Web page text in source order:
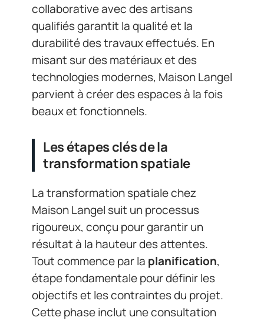
collaborative avec des artisans
qualifiés garantit la qualité et la
durabilité des travaux effectués. En
misant sur des matériaux et des
technologies modernes, Maison Langel
parvient à créer des espaces à la fois
beaux et fonctionnels.
Les étapes clés de la
transformation spatiale
La transformation spatiale chez
Maison Langel suit un processus
rigoureux, conçu pour garantir un
résultat à la hauteur des attentes.
Tout commence par la planification,
étape fondamentale pour définir les
objectifs et les contraintes du projet.
Cette phase inclut une consultation